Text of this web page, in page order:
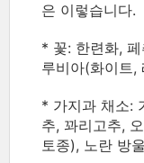
은 이렇습니다.
* 꽃: 한련화,
루비아(화이트,
* 가지과 채소:
추, 꽈리고추,
토종), 노란 방